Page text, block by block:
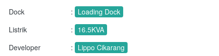
Dock
: Loading Dock
Listrik
: 16.5KVA
Developer
: Lippo Cikarang